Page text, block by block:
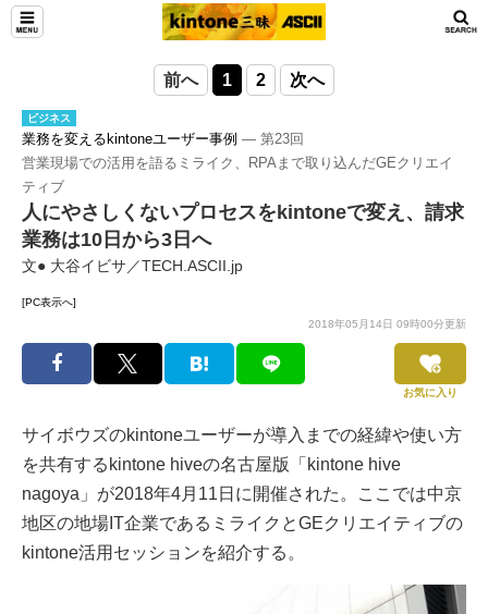
前へ 1 2 次へ
ビジネス
業務を変えるkintoneユーザー事例 ― 第23回
営業現場での活用を語るミライク、RPAまで取り込んだGEクリエイ
ティブ
人にやさしくないプロセスをkintoneで変え、請求
業務は10日から3日へ
文● 大谷イビサ／TECH.ASCII.jp
[PC表示へ]
2018年05月14日 09時00分更新
お気に入り
サイボウズのkintoneユーザーが導入までの経緯や使い方
を共有するkintone hiveの名古屋版「kintone hive
nagoya」が2018年4月11日に開催された。ここでは中京
地区の地場IT企業であるミライクとGEクリエイティブの
kintone活用セッションを紹介する。